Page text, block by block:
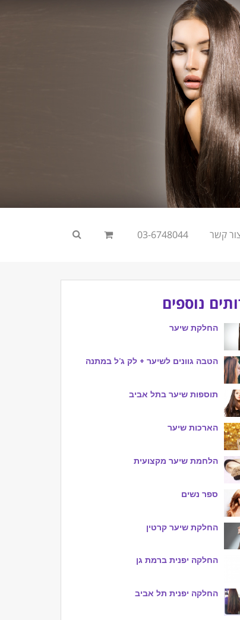
קשר 03-6748044
נוספים
החלקת שיער
הטבה גוונים לשיער + לק ג’ל במתנה
תוספות שיער בתל אביב
הארכות שיער
הלחמת שיער מקצועית
ספר נשים
החלקת שיער קרטין
החלקה יפנית ברמת גן
החלקה יפנית תל אביב